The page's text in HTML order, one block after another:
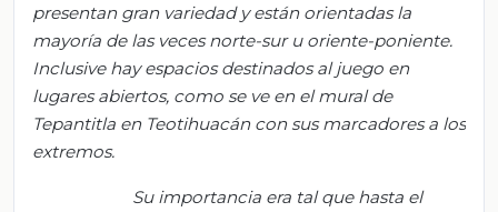
presentan gran variedad y están orientadas la
mayoría de las veces norte-sur u oriente-poniente.
Inclusive hay espacios destinados al juego en
lugares abiertos, como se ve en el mural de
Tepantitla en Teotihuacáncon sus marcadores a los
extremos.
Su importancia era tal que hasta el